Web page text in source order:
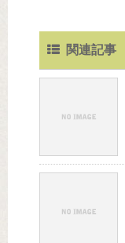
関連記事